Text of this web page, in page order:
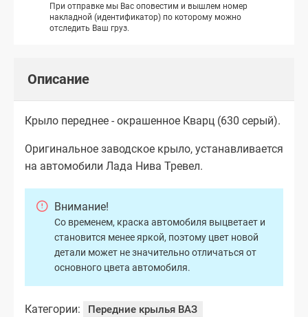
При отправке мы Вас оповестим и вышлем номер
накладной (идентификатор) по которому можно
отследить Ваш груз.
Описание
Крыло переднее - окрашенное Кварц (630 серый).
Оригинальное заводское крыло, устанавливается
на автомобили Лада Нива Тревел.
Внимание!
Со временем, краска автомобиля выцветает и
становится менее яркой, поэтому цвет новой
детали может не значительно отличаться от
основного цвета автомобиля.
Категории: Передние крылья ВАЗ